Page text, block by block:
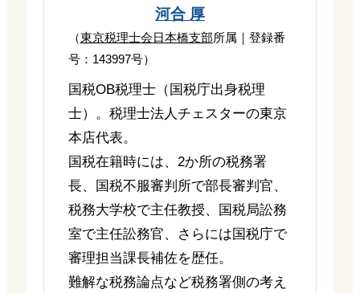
河合 厚
（東京税理士会日本橋支部所属｜登録番
号：143997号）
国税OB税理士（国税庁出身税理
士）。税理士法人チェスターの東京
本店代表。
国税在籍時には、2か所の税務署
長、国税不服審判所で部長審判官、
税務大学校で主任教授、国税局訟務
室で主任訟務官、さらには国税庁で
審理担当課長補佐を歴任。
難解な税務論点など税務署側の考え